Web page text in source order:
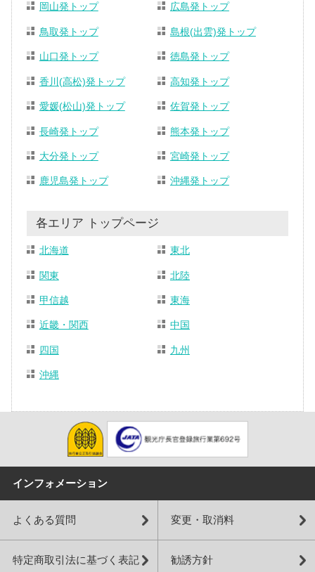
岡山発トップ 広島発トップ
鳥取発トップ 島根(出雲)発トップ
山口発トップ 徳島発トップ
香川(高松)発トップ 高知発トップ
愛媛(松山)発トップ 佐賀発トップ
長崎発トップ 熊本発トップ
大分発トップ 宮崎発トップ
鹿児島発トップ 沖縄発トップ
各エリア トップページ
北海道 東北
関東 北陸
甲信越 東海
近畿・関西 中国
四国 九州
沖縄
インフォメーション
よくある質問 変更・取消料
特定商取引法に基づく表記 勧誘方針